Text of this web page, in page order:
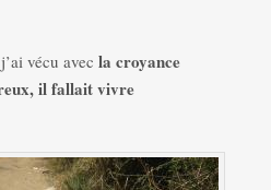
vécu avec la croyance
il fallait vivre